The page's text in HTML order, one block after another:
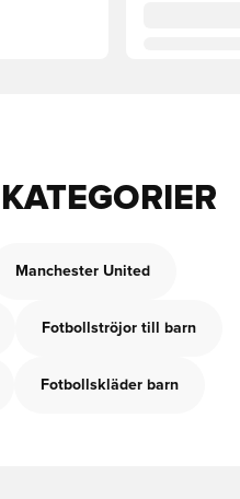
Manchester United
Fotbollströjor till barn
Fotbollskläder barn